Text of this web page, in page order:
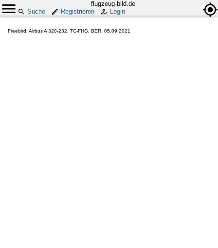
flugzeug-bild.de
Suche
Registrieren Login
Freebird, Airbus A 320-232, TC-FHG, BER, 05.09.2021